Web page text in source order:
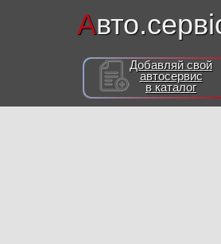
А
Добавляй свой
автосервис
в каталог